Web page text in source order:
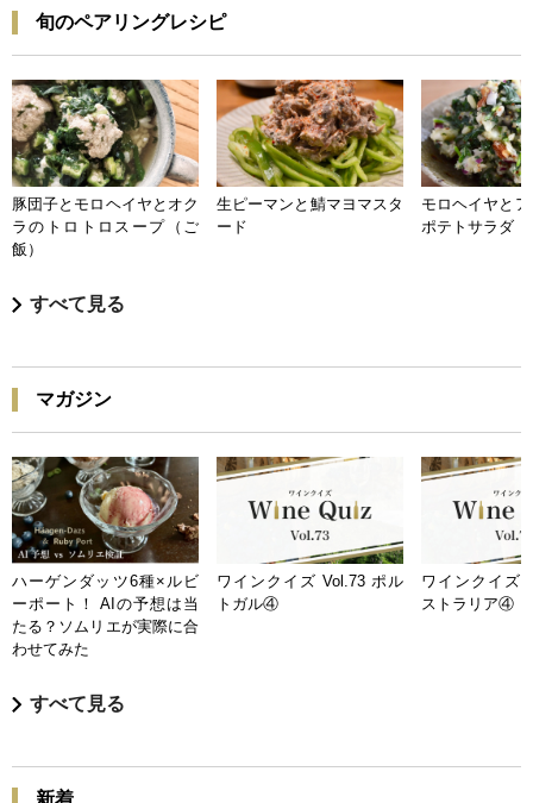
旬のペアリングレシピ
豚団子とモロヘイヤとオク
ラのトロトロスープ（ご
飯）
生ピーマンと鯖マヨマスタ
ード
モロヘイヤと
ポテトサラダ
すべて見る
マガジン
ハーゲンダッツ6種×ルビ
ーポート！ AIの予想は当
たる？ソムリエが実際に合
わせてみた
ワインクイズ Vol.73 ポル
トガル④
ワインクイズ
ストラリア④
すべて見る
新着